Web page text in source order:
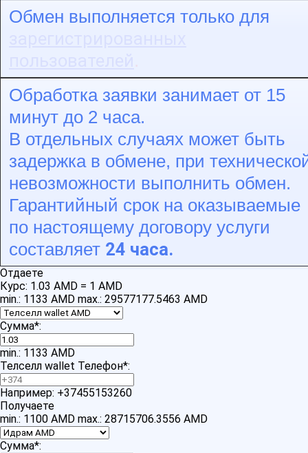
Обмен выполняется только для
Обработка заявки занимает от 15
минут до 2 часа.
В отдельных случаях может быть
задержка в обмене, при
невозможности выполнить обмен.
Гарантийный срок на оказываемые
по настоящему договору услуги
составляет 24 часа.
Отдаете
Курс: 1.03 AMD = 1 AMD
min.: 1133 AMD max.: 29577177.5463 AMD
Сумма*:
min.: 1133 AMD
Телселл wallet Телефон*:
Например: +37455153260
Получаете
min.: 1100 AMD max.: 28715706.3556 AMD
Сумма*: